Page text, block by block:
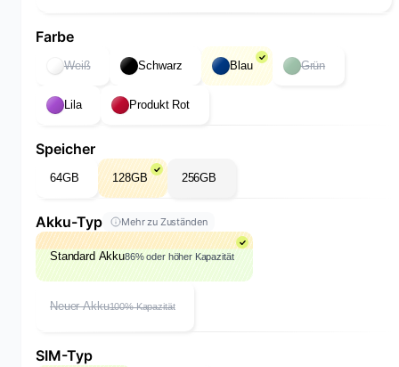
Farbe
Weiß Schwarz Blau Grün
Lila Produkt Rot
Speicher
64GB 128GB 256GB
Akku-Typ Mehr zu Zuständen
Standard Akku86% oder höher Kapazität
Neuer Akku100% Kapazität
SIM-Typ